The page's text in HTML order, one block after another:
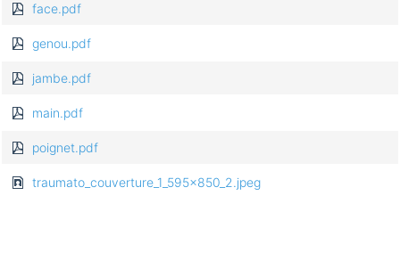
face.pdf
genou.pdf
jambe.pdf
main.pdf
poignet.pdf
traumato_couverture_1_595x850_2.jpeg